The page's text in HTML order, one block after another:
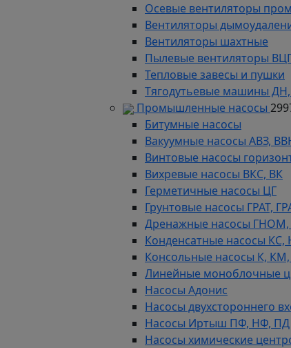
Осевые вентиляторы
Вентиляторы
Вентиляторы шахтные
Пылевые вентиляторы
Тепловые завесы и пушки
Тягодутьевые машины
Промышленные насосы
Битумные насосы
Вакуумные насосы АВЗ,
Винтовые насосы
Вихревые насосы ВКС, ВК
Герметичные насосы ЦГ
Грунтовые насосы ГРАТ,
Дренажные насосы
Конденсатные насосы КС,
Консольные насосы К,
Линейные моноблочные
Насосы Адонис
Насосы двухстороннего
Насосы Иртыш ПФ, НФ, ПД
Насосы химические